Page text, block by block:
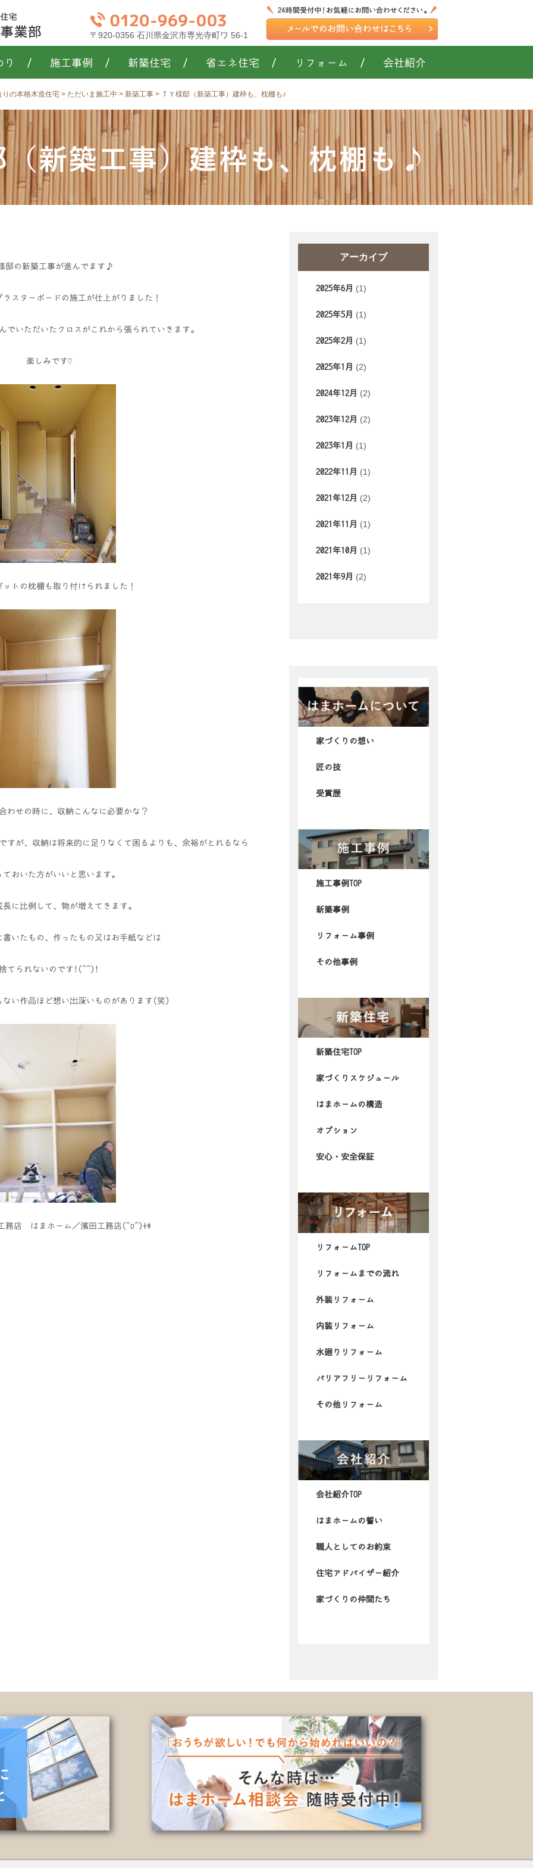
〒920-0356 石川県金沢市専光寺町ワ 56-1
り / 施工事例 / 新築住宅 / 省エネ住宅 / リフォーム / 会社紹介
りの本格木造住宅 > ただいま施工中 > 新築工事 > ＴＹ様邸（新築工事）建枠も、枕棚も♪
（新築工事）建枠も、枕棚も♪
アーカイブ
2025年6月 (1)
2025年5月 (1)
2025年2月 (1)
2025年1月 (2)
2024年12月 (2)
2023年12月 (2)
2023年1月 (1)
2022年11月 (1)
2021年12月 (2)
2021年11月 (1)
2021年10月 (1)
2021年9月 (2)
家づくりの想い
匠の技
受賞歴
施工事例TOP
新築事例
リフォーム事例
その他事例
新築住宅TOP
家づくりスケジュール
はまホームの構造
オプション
安心・安全保証
リフォームTOP
リフォームまでの流れ
外装リフォーム
内装リフォーム
水廻りリフォーム
バリアフリーリフォーム
その他リフォーム
会社紹介TOP
はまホームの誓い
職人としてのお約束
住宅アドバイザー紹介
家づくりの仲間たち
邸の新築工事が進んでます♪
スターボードの施工が仕上がりました！
でいただいたクロスがこれから張られていきます。
楽しみです♡
トの枕棚も取り付けられました！
わせの時に、収納こんなに必要かな？
すが、収納は将来的に足りなくて困るよりも、余裕がとれるなら
ておいた方がいいと思います。
に比例して、物が増えてきます。
書いたもの、作ったもの又はお手紙などは
てられないのです!(^^)!
ない作品ほど想い出深いものがあります(笑)
務店 はまホーム／濱田工務店(^o^)+*